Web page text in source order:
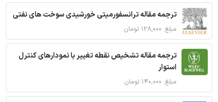
ترجمه مقاله ترانسفورمیتی خورشیدی سوخت های نفتی
مبلغ: ۱۲۸,۰۰۰ تومان
ترجمه مقاله تشخیص نقطه تغییر با نمودارهای کنترل
استوار
مبلغ: ۱۴۰,۰۰۰ تومان